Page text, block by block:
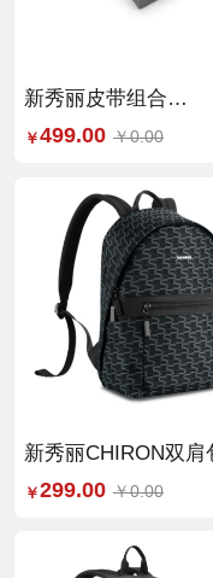
新秀丽皮带组合
（59Q*09006）
￥499.00 ￥0.00
新秀丽CHIRON双肩
灰（NU4*29008）
￥299.00 ￥0.00